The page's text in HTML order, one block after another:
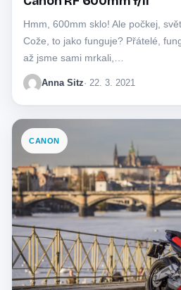
Hmm, 600mm sklo! Ale počkej,
Cože, to jako funguje? Přátelé,
až jsme sami mrkali,…
Anna Sitz· 22. 3. 2021
CANON